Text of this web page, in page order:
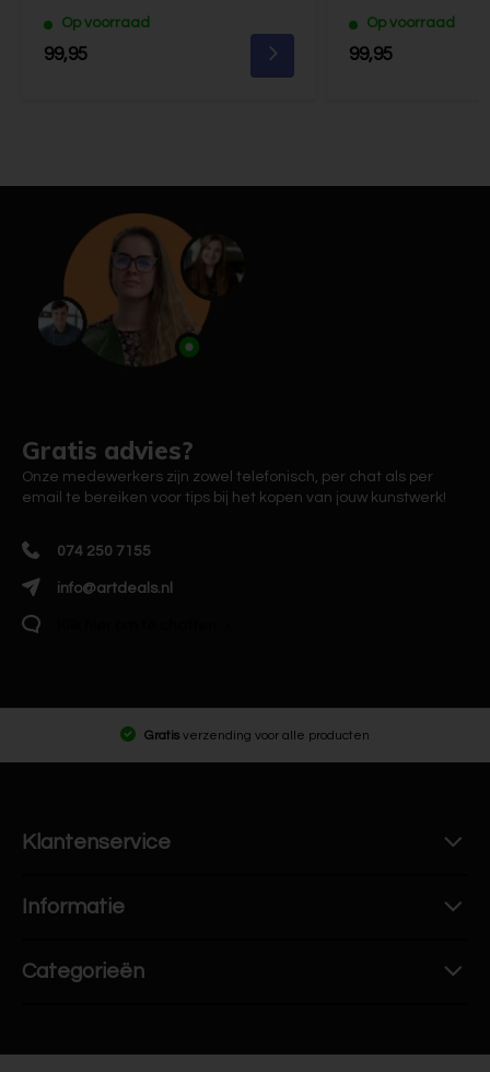
Op voorraad
99,95
Op voorraad
99,95
Gratis advies?
Onze medewerkers zijn zowel telefonisch, per chat als per
email te bereiken voor tips bij het kopen van jouw kunstwerk!
074 250 7155
info@artdeals.nl
Gratis verzending voor alle producten
Klantenservice
Informatie
Categorieën